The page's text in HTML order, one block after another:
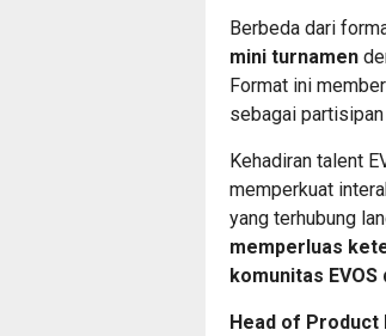
Berbeda dari
mini turnamen
Format ini
sebagai
Kehadiran talent
memperkuat
yang terhubung
memperluas
komunitas
Head of Product